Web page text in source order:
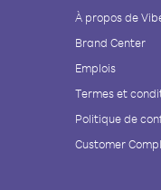
À propos de
Brand Center
Emplois
Termes et
Politique de
Customer